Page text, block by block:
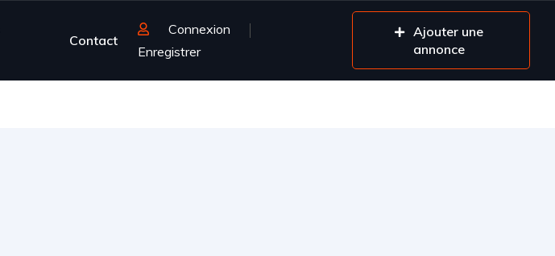
Contact
Connexion
Enregistrer
Ajouter une
annonce